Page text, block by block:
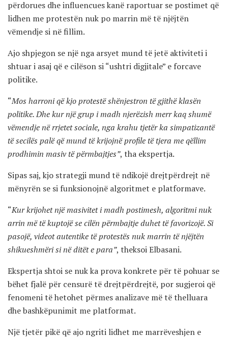
përdorues dhe influencues kanë raportuar se postimet që
lidhen me protestën nuk po marrin më të njëjtën
vëmendje si në fillim.
Ajo shpjegon se një nga arsyet mund të jetë aktiviteti i
shtuar i asaj që e cilëson si “ushtri digjitale” e forcave
politike.
“Mos harroni që kjo protestë shënjestron të gjithë klasën
politike. Dhe kur një grup i madh njerëzish merr kaq shumë
vëmendje në rrjetet sociale, nga krahu tjetër ka simpatizantë
të secilës palë që mund të krijojnë profile të tjera me qëllim
prodhimin masiv të përmbajtjes”, tha ekspertja.
Sipas saj, kjo strategji mund të ndikojë drejtpërdrejt në
mënyrën se si funksionojnë algoritmet e platformave.
“Kur krijohet një masivitet i madh postimesh, algoritmi nuk
arrin më të kuptojë se cilën përmbajtje duhet të favorizojë. Si
pasojë, videot autentike të protestës nuk marrin të njëjtën
shikueshmëri si në ditët e para”, theksoi Elbasani.
Ekspertja shtoi se nuk ka prova konkrete për të pohuar se
bëhet fjalë për censurë të drejtpërdrejtë, por sugjeroi që
fenomeni të hetohet përmes analizave më të thelluara
dhe bashkëpunimit me platformat.
Një tjetër pikë që ajo ngriti lidhet me marrëveshjen e